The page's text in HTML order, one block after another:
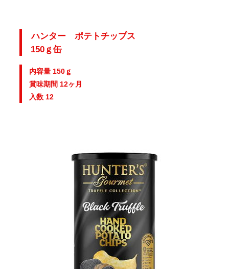
ハンター ポテトチップス
150ｇ缶
内容量 150ｇ
賞味期間 12ヶ月
入数 12